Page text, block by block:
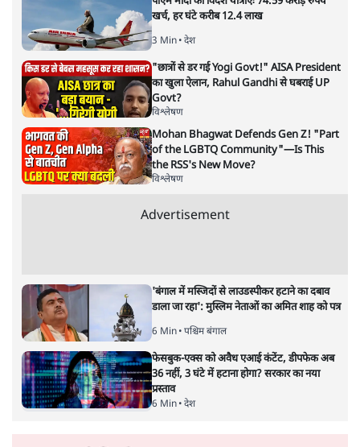
खर्च, हर घंटे करीब 12.4 लाख
3 Min• देश
"छात्रों से डर गई Yogi Govt!" AISA President
का खुला ऐलान, Rahul Gandhi से घबराई UP
Govt?
विश्लेषण
Mohan Bhagwat Defends Gen Z! "Part
of the LGBTQ Community"—Is This
the RSS's New Move?
विश्लेषण
Advertisement
'बंगाल में मस्जिदों से लाउडस्पीकर हटाने का दबाव
डाला जा रहा': मुस्लिम नेताओं का अमित शाह को पत्र
6 Min• पश्चिम बंगाल
फेसबुक-एक्स को अवैध एआई कंटेंट, डीपफेक अब
36 नहीं, 3 घंटे में हटाना होगा? सरकार का नया
प्रस्ताव
6 Min• देश